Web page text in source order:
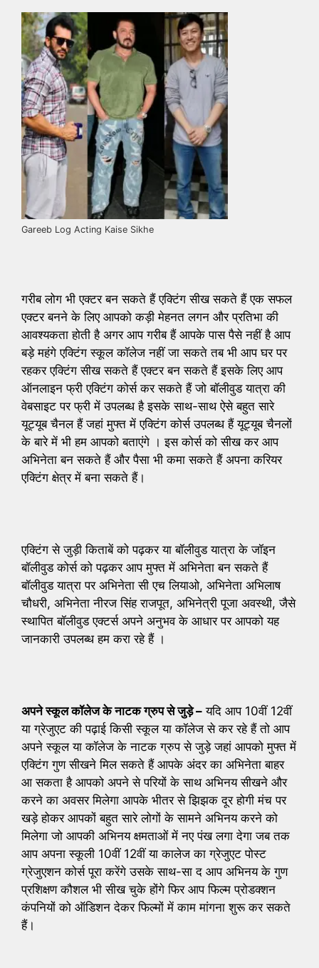
Gareeb Log Acting Kaise Sikhe
गरीब लोग भी एक्टर बन सकते हैं एक्टिंग सीख सकते हैं एक सफल
एक्टर बनने के लिए आपको कड़ी मेहनत लगन और प्रतिभा की
आवश्यकता होती है अगर आप गरीब हैं आपके पास पैसे नहीं है आप
बड़े महंगे एक्टिंग स्कूल कॉलेज नहीं जा सकते तब भी आप घर पर
रहकर एक्टिंग सीख सकते हैं एक्टर बन सकते हैं इसके लिए आप
ऑनलाइन फ्री एक्टिंग कोर्स कर सकते हैं जो बॉलीवुड यात्रा की
वेबसाइट पर फ्री में उपलब्ध है इसके साथ-साथ ऐसे बहुत सारे
यूट्यूब चैनल हैं जहां मुफ्त में एक्टिंग कोर्स उपलब्ध हैं यूट्यूब चैनलों
के बारे में भी हम आपको बताएंगे । इस कोर्स को सीख कर आप
अभिनेता बन सकते हैं और पैसा भी कमा सकते हैं अपना करियर
एक्टिंग क्षेत्र में बना सकते हैं।
एक्टिंग से जुड़ी किताबें को पढ़कर या बॉलीवुड यात्रा के जॉइन
बॉलीवुड कोर्स को पढ़कर आप मुफ्त में अभिनेता बन सकते हैं
बॉलीवुड यात्रा पर अभिनेता सी एच लियाओ, अभिनेता अभिलाष
चौधरी, अभिनेता नीरज सिंह राजपूत, अभिनेत्री पूजा अवस्थी, जैसे
स्थापित बॉलीवुड एक्टर्स अपने अनुभव के आधार पर आपको यह
जानकारी उपलब्ध हम करा रहे हैं ।
अपने स्कूल कॉलेज के नाटक ग्रुप से जुड़े – यदि आप 10वीं 12वीं
या ग्रेजुएट की पढ़ाई किसी स्कूल या कॉलेज से कर रहे हैं तो आप
अपने स्कूल या कॉलेज के नाटक ग्रुप से जुड़े जहां आपको मुफ्त में
एक्टिंग गुण सीखने मिल सकते हैं आपके अंदर का अभिनेता बाहर
आ सकता है आपको अपने से परियों के साथ अभिनय सीखने और
करने का अवसर मिलेगा आपके भीतर से झिझक दूर होगी मंच पर
खड़े होकर आपकों बहुत सारे लोगों के सामने अभिनय करने को
मिलेगा जो आपकी अभिनय क्षमताओं में नए पंख लगा देगा जब तक
आप अपना स्कूली 10वीं 12वीं या कालेज का ग्रेजुएट पोस्ट
ग्रेजुएशन कोर्स पूरा करेंगे उसके साथ-सा द आप अभिनय के गुण
प्रशिक्षण कौशल भी सीख चुके होंगे फिर आप फिल्म प्रोडक्शन
कंपनियों को ऑडिशन देकर फिल्मों में काम मांगना शुरू कर सकते
हैं।